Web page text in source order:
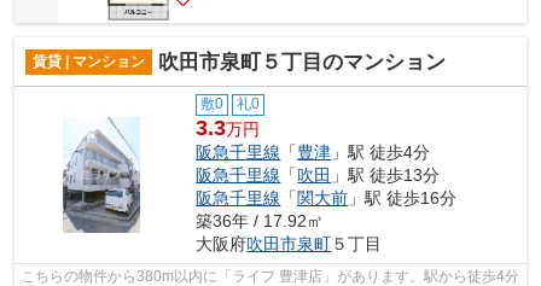
賃貸 | マンション 吹田市泉町５丁目のマンション
敷0 礼0
3.3万円
阪急千里線 「豊津 」駅 徒歩4分
阪急千里線 「吹田 」駅 徒歩13分
阪急千里線 「関大前 」駅 徒歩16分
築36年 / 17.92㎡
大阪府吹田市泉町５丁目
こちらの物件から380m以内に「ライフ 豊津店」があります。駅から徒歩4分